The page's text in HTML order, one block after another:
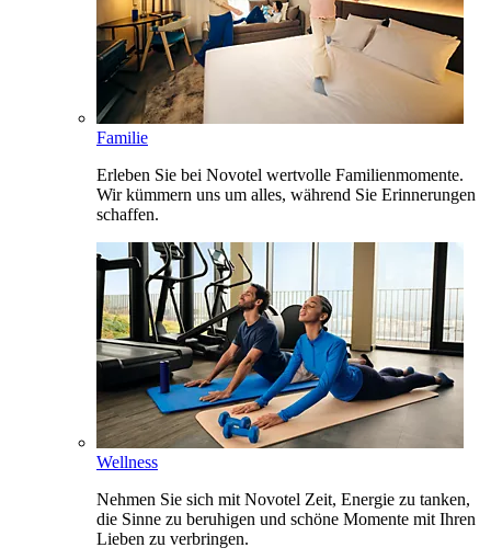
Familie
Erleben Sie bei Novotel wertvolle Familienmomente.
Wir kümmern uns um alles, während Sie Erinnerungen
schaffen.
Wellness
Nehmen Sie sich mit Novotel Zeit, Energie zu tanken,
die Sinne zu beruhigen und schöne Momente mit Ihren
Lieben zu verbringen.